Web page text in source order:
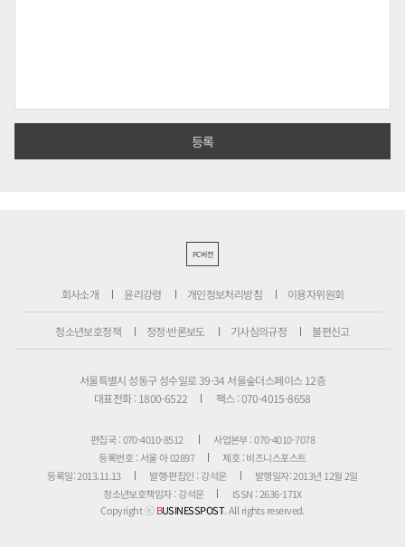
PC버전
회사소개 윤리강령 개인정보처리방침 이용자위원회
청소년보호정책 정정·반론보도 기사심의규정 불편신고
서울특별시 성동구 성수일로 39-34 서울숲더스페이스 12층
대표전화 : 1800-6522
팩스 : 070-4015-8658
편집국 : 070-4010-8512
사업본부 : 070-4010-7078
등록번호 : 서울 아 02897
제호 : 비즈니스포스트
등록일: 2013.11.13
발행·편집인 : 강석운
발행일자: 2013년 12월 2일
청소년보호책임자 : 강석운
ISSN : 2636-171X
Copyright ⓒBUSINESSPOST. All rights reserved.